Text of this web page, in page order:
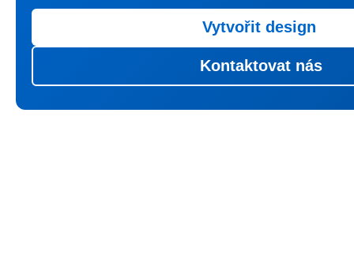
Vytvořit design
Kontaktovat nás